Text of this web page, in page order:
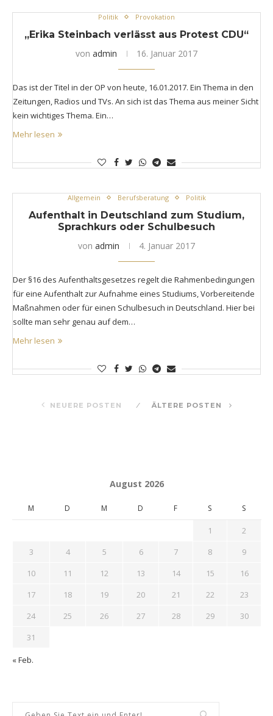
Politik Provokation
„Erika Steinbach verlässt aus Protest CDU“
von admin 16. Januar 2017
Das ist der Titel in der OP von heute, 16.01.2017. Ein Thema in den
Zeitungen, Radios und TVs. An sich ist das Thema aus meiner Sicht
kein wichtiges Thema. Ein…
Mehr lesen
Allgemein Berufsberatung Politik
Aufenthalt in Deutschland zum Studium,
Sprachkurs oder Schulbesuch
von admin 4. Januar 2017
Der §16 des Aufenthaltsgesetzes regelt die Rahmenbedingungen
für eine Aufenthalt zur Aufnahme eines Studiums, Vorbereitende
Maßnahmen oder für einen Schulbesuch in Deutschland. Hier bei
sollte man sehr genau auf dem…
Mehr lesen
NEUERE POSTEN ÄLTERE POSTEN
August 2026
M D M D F S S
1
2
3
4 5 6 7 8
9
10
11 12 13 14 15
16
17
18 19 20 21 22
23
24
25 26 27 28 29
30
31
« Feb.